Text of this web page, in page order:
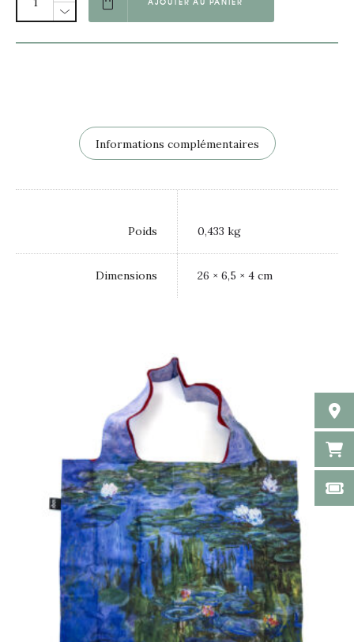
Informations complémentaires
Poids 0,433 kg
Dimensions 26 × 6,5 × 4 cm